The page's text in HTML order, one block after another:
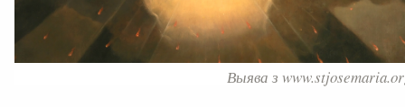
Выява з